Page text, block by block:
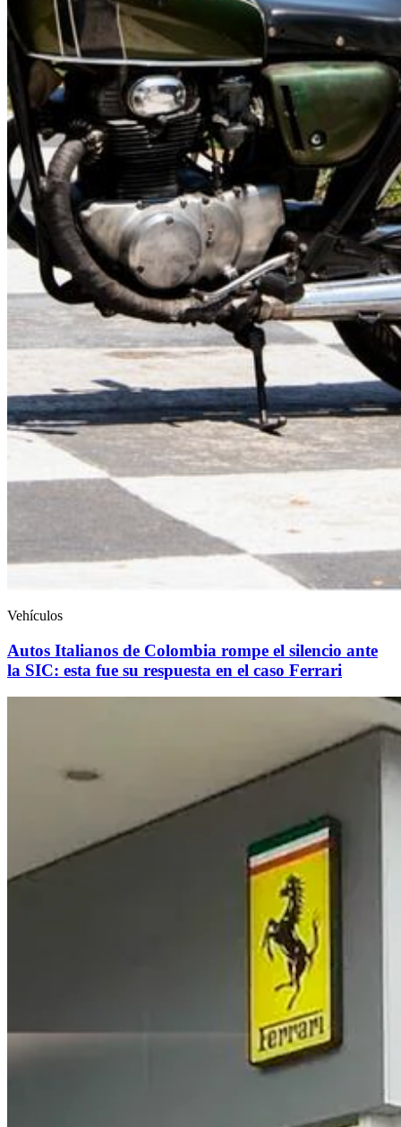
Vehículos
Autos Italianos de Colombia rompe el silencio ante
la SIC: esta fue su respuesta en el caso Ferrari